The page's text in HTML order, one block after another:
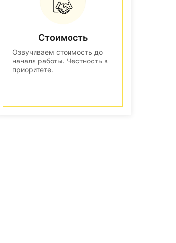
Стоимость
Озвучиваем стоимость до
начала работы. Честность в
приоритете.